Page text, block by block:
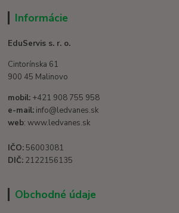
Informácie
EduServis s. r. o.
Cintorínska 61
900 45 Malinovo
mobil: +421 908 755 958
e-mail: info@ledvanes.sk
web: www.ledvanes.sk
IČO: 56003081
DIČ: 2122156135
Obchodné údaje